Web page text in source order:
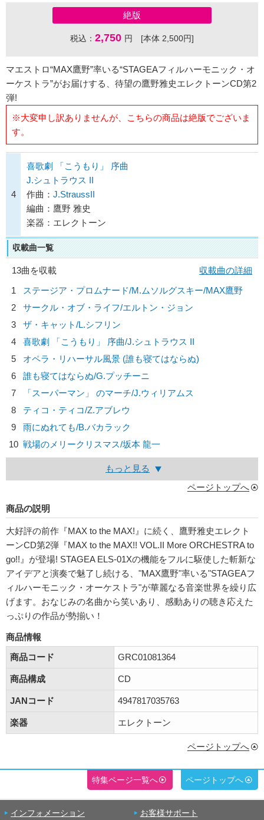
絶版
税込： 2,750 円 [本体 2,500円]
マエストロ“MAX鷹野”率いる“STAGEAフィルハーモニック・オ
ーケストラ”がお届けする、待望の鷹野雅史エレクトーンCD第2
弾!
※大変申し訳ありませんが、こちらの商品は絶版でございま
す。
4
喜歌劇 「こうもり」 序曲
J.シュトラウス II
作曲： J.StraussII
編曲：鷹野 雅史
楽器：エレクトーン
収載曲一覧
13曲を収載
収載曲の詳細
1
ステージア・プロムナード/M.ムソルグスキー/MAX鷹野
2
サークル・オブ・ライフ/エルトン・ジョン
3
ザ・キャット/L.シフリン
4
喜歌劇 「こうもり」 序曲/J.シュトラウス II
5
オペラ・リハーサル風景 (誰も寝てはならぬ)
6
誰も寝てはならぬ/G.プッチーニ
7
「スーパーマン」 のマーチ/J.ウィリアムス
8
ティコ・ティコ/Z.アブレウ
9
雨にぬれても/B.バカラック
10 戦場のメリークリスマス/坂本 龍一
もっと見る
ページトップへ
商品の説明
大好評の前作『MAX to the MAX!』に続く、鷹野雅史エレクト
ーンCD第2弾『MAX to the MAX!! VOL.II More ORCHESTRA to
go!!』が登場! STAGEA ELS-01Xの機能をフルに駆使した斬新な
アイデアと演奏で魅了し続ける、"MAX鷹野"率いる"STAGEAフ
ィルハーモニック・オーケストラ"が華麗なる音楽世界を繰り広
げます。おなじみの名曲から笑いあり、感動ありの聴き応えた
っぷりの作品が勢揃い！
商品情報
商品コード
GRC01081364
商品構成 CD
JANコード 4947817035763
楽器 エレクトーン
ページトップへ
特集ページ一覧へ ページトップへ
インフォメーション お客様サポート